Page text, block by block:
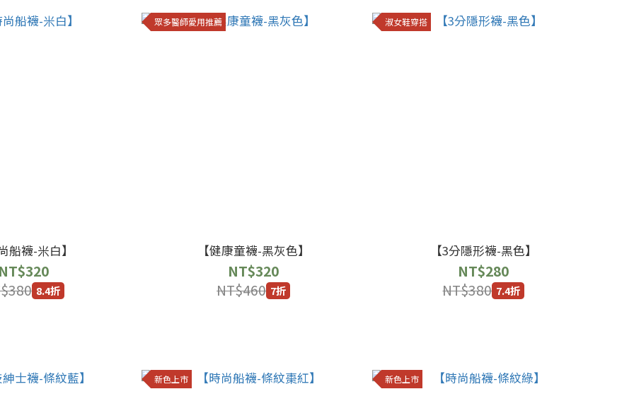
船襪-米白】
NT$320
8.4折
眾多醫師愛用推薦
【健康童襪-黑灰色】
NT$320
NT$460 7折
淑女鞋穿搭
【3分隱形襪-黑色】
NT$280
NT$380 7.4折
新色上市 新色上市